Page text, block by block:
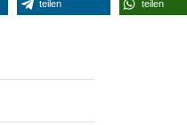
teilen teilen